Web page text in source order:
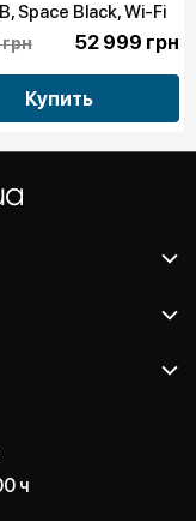
Space Black, Wi-Fi
(MDWK4)52 999 грн
Купить
ч